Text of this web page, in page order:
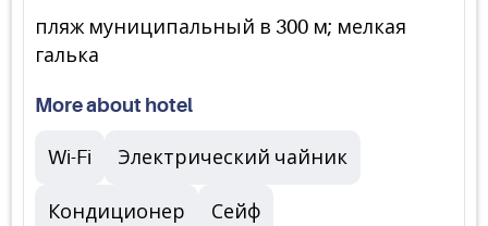
пляж муниципальный в 300 м; мелкая
галька
More about hotel
Wi-Fi Электрический чайник
Кондиционер Сейф